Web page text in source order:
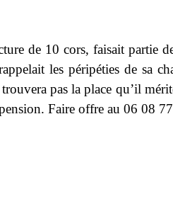
de 10 cors, faisait partie
les péripéties de sa
pas la place qu’il
Faire offre au 06 08